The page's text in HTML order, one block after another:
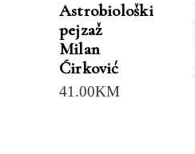
Astrobiološki
pejzaž
Milan
Ćirković
41.00KM